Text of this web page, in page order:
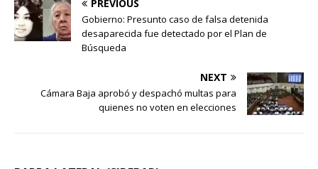
PREVIOUS
Gobierno: Presunto caso de falsa detenida
desaparecida fue detectado por el Plan de
Búsqueda
NEXT
Cámara Baja aprobó y despachó multas para
quienes no voten en elecciones